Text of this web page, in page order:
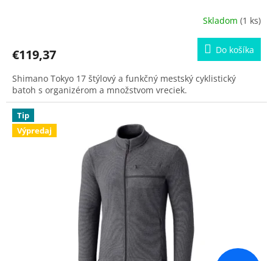
Skladom (1 ks)
€119,37 Do košíka
Shimano Tokyo 17 štýlový a funkčný mestský cyklistický
batoh s organizérom a množstvom vreciek.
Tip
Výpredaj